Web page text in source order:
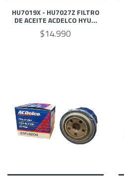
HU7019X - HU7027Z FILTRO
DE ACEITE ACDELCO HYU...
$14.990